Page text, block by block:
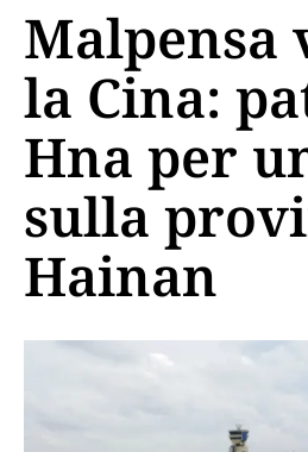
Malpensa
la Cina:
Hna per
sulla
Hainan